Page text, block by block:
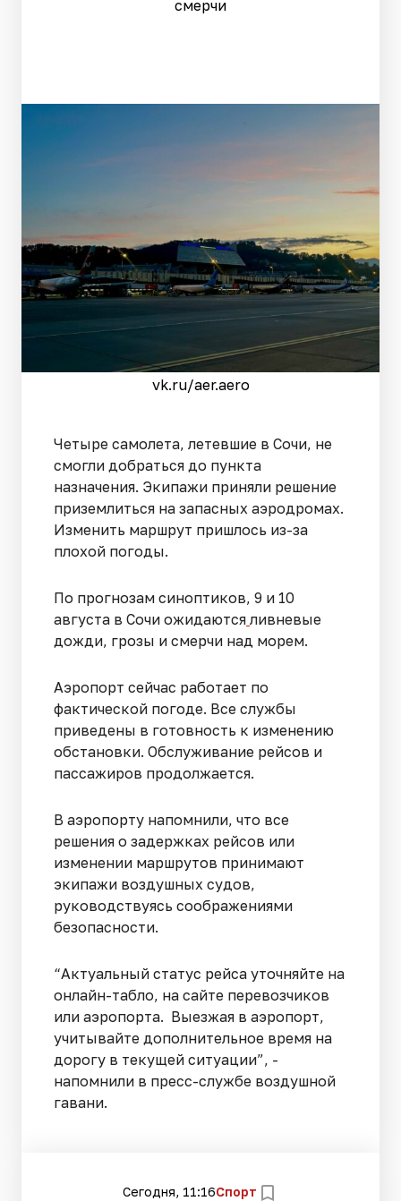
смерчи
vk.ru/aer.aero
Четыре самолета, летевшие в Сочи, не
смогли добраться до пункта
назначения. Экипажи приняли решение
приземлиться на запасных аэродромах.
Изменить маршрут пришлось из-за
плохой погоды.
По прогнозам синоптиков, 9 и 10
августа в Сочи ожидаются ливневые
дожди, грозы и смерчи над морем.
Аэропорт сейчас работает по
фактической погоде. Все службы
приведены в готовность к изменению
обстановки. Обслуживание рейсов и
пассажиров продолжается.
В аэропорту напомнили, что все
решения о задержках рейсов или
изменении маршрутов принимают
экипажи воздушных судов,
руководствуясь соображениями
безопасности.
“Актуальный статус рейса уточняйте на
онлайн-табло, на сайте перевозчиков
или аэропорта. Выезжая в аэропорт,
учитывайте дополнительное время на
дорогу в текущей ситуации”, -
напомнили в пресс-службе воздушной
гавани.
Сегодня, 11:16Спорт